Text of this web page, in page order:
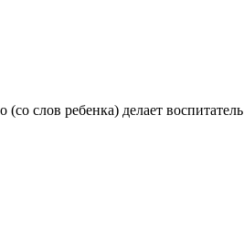
слов ребенка) делает воспитатель